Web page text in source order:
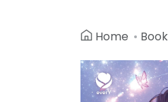
Home Book